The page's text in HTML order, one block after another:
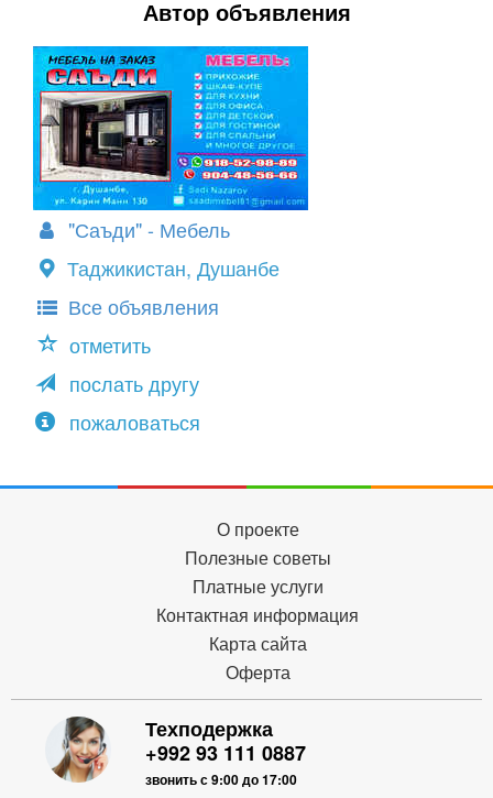
Автор объявления
"Саъди" - Мебель
Таджикистан, Душанбе
Все объявления
отметить
послать другу
пожаловаться
О проекте
Полезные советы
Платные услуги
Контактная информация
Карта сайта
Оферта
Техподержка
+992 93 111 0887
звонить с 9:00 до 17:00